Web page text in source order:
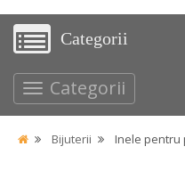
Categorii
Categorii
Bijuterii Inele pentru